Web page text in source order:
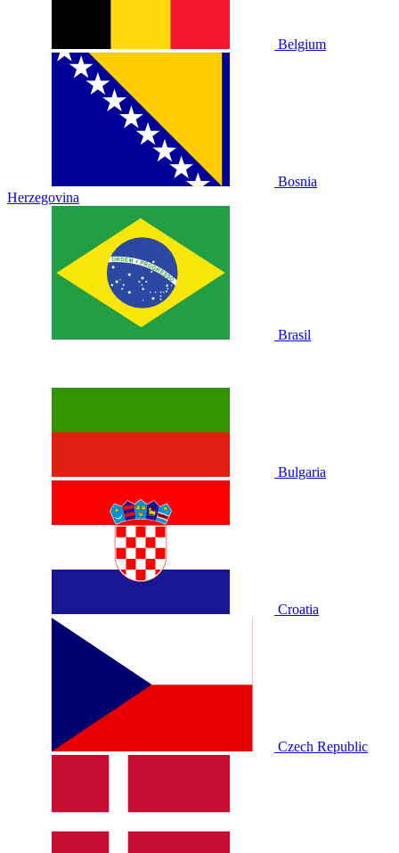
Belgium
Bosnia
Herzegovina
Brasil
Bulgaria
Croatia
Czech Republic